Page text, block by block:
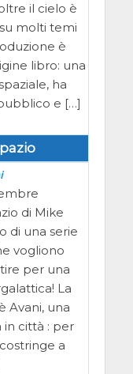
il cielo è
molti temi
è
libro: una
ha
e […]
di Mike
di una serie
vogliono
per una
La
Avani, una
in città : per
a